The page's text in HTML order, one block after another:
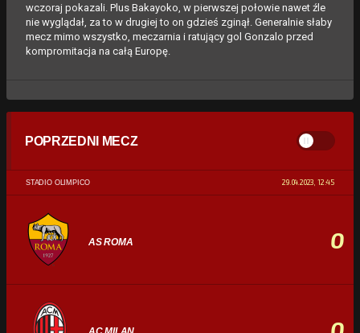
wczoraj pokazali. Plus Bakayoko, w pierwszej połowie nawet źle
nie wyglądał, za to w drugiej to on gdzieś zginął. Generalnie słaby
mecz mimo wszystko, meczarnia i ratujący gol Gonzalo przed
kompromitacja na całą Europę.
POPRZEDNI MECZ
STADIO OLIMPICO 29.04.2023, 12:45
AS ROMA 0